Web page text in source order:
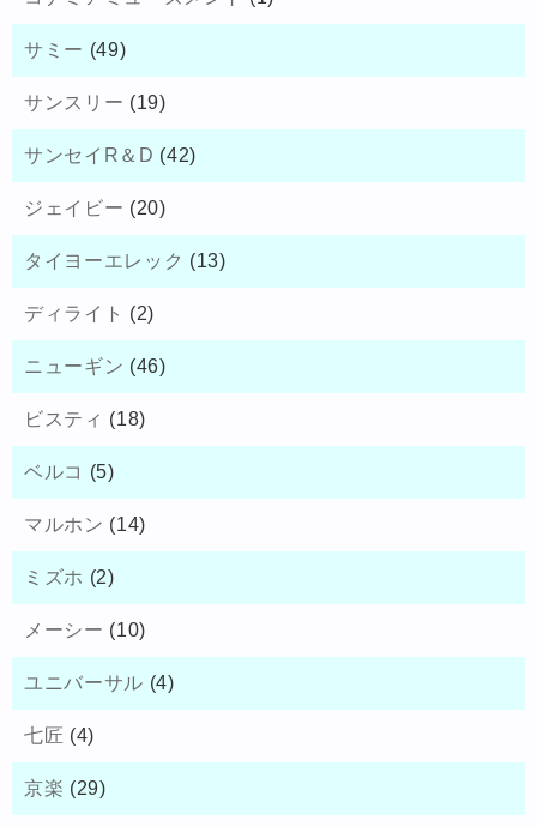
サミー (49)
サンスリー (19)
サンセイR＆D (42)
ジェイビー (20)
タイヨーエレック (13)
ディライト (2)
ニューギン (46)
ビスティ (18)
ベルコ (5)
マルホン (14)
ミズホ (2)
メーシー (10)
ユニバーサル (4)
七匠 (4)
京楽 (29)